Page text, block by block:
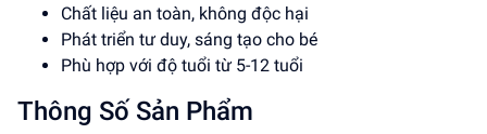
Chất liệu an toàn, không độc hại
Phát triển tư duy, sáng tạo cho bé
Phù hợp với độ tuổi từ 5-12 tuổi
Thông Số Sản Phẩm